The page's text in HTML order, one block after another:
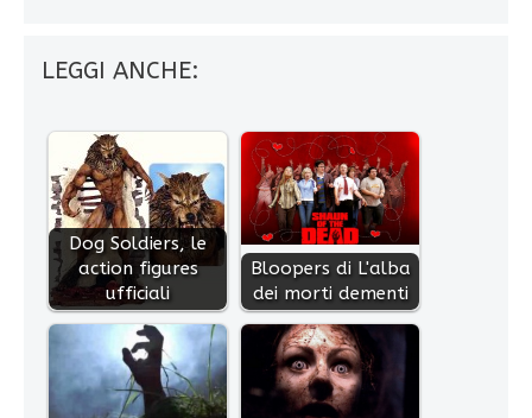
LEGGI ANCHE:
Dog Soldiers, le
action figures
ufficiali
Bloopers di L'alba
dei morti dementi